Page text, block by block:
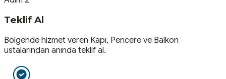
Teklif Al
Bölgende hizmet veren Kapı, Pencere ve Balkon
ustalarından anında teklif al.